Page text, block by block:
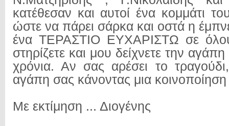
κατέθεσαν και αυτοί ένα κομμάτι
ώστε να πάρει σάρκα και οστά η
ένα ΤΕΡΑΣΤΙΟ ΕΥΧΑΡΙΣΤΩ σε
στηρίζετε και μου δείχνετε την
χρόνια. Αν σας αρέσει το
αγάπη σας κάνοντας μια
Με εκτίμηση ... Διογένης